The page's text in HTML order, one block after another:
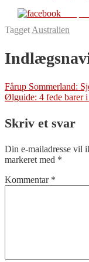
Tagget Australien
Fårup Sommerland:
Ølguide: 4 fede barer
Skriv et svar
Din e-mailadresse vil
markeret med *
Kommentar *